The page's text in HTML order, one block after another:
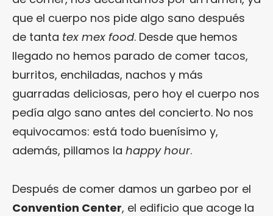
que el cuerpo nos pide algo sano después
de tanta tex mex food. Desde que hemos
llegado no hemos parado de comer tacos,
burritos, enchiladas, nachos y más
guarradas deliciosas, pero hoy el cuerpo nos
pedía algo sano antes del concierto. No nos
equivocamos: está todo buenísimo y,
además, pillamos la happy hour.
Después de comer damos un garbeo por el
Convention Center, el edificio que acoge la